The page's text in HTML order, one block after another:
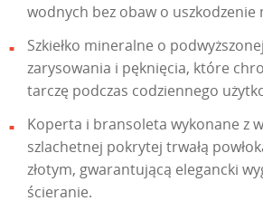
wodnych bez obaw o uszkodzenie
Szkiełko mineralne o
zarysowania i pęknięcia, które
tarczę podczas codziennego
Koperta i bransoleta wykonane z
szlachetnej pokrytej trwałą
złotym, gwarantującą elegancki
ścieranie.